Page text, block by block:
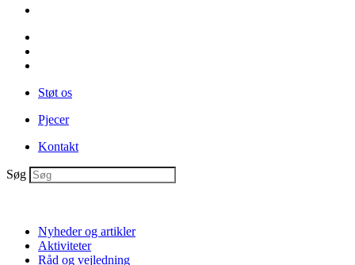
Støt os
Pjecer
Kontakt
Søg
Nyheder og artikler
Aktiviteter
Råd og vejledning